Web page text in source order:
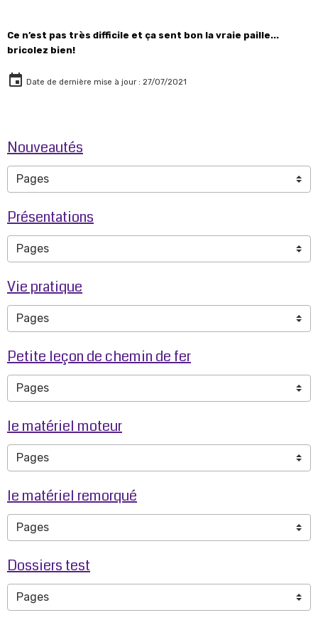
Ce n’est pas très difficile et ça sent bon la vraie paille...
bricolez bien!
Date de dernière mise à jour : 27/07/2021
Nouveautés
Présentations
Vie pratique
Petite leçon de chemin de fer
le matériel moteur
le matériel remorqué
Dossiers test